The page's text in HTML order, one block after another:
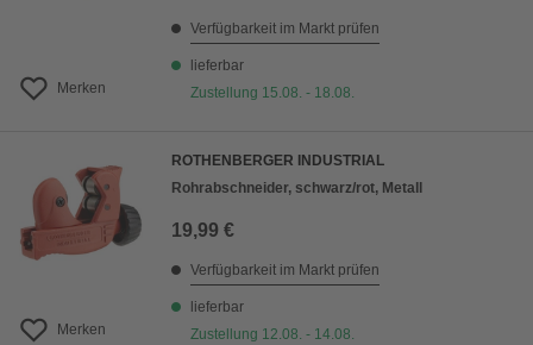
Merken
Verfügbarkeit im Markt prüfen
lieferbar
Zustellung 15.08. - 18.08.
Merken
ROTHENBERGER INDUSTRIAL
Rohrabschneider, schwarz/rot, Metall
19,99 €
Verfügbarkeit im Markt prüfen
lieferbar
Zustellung 12.08. - 14.08.